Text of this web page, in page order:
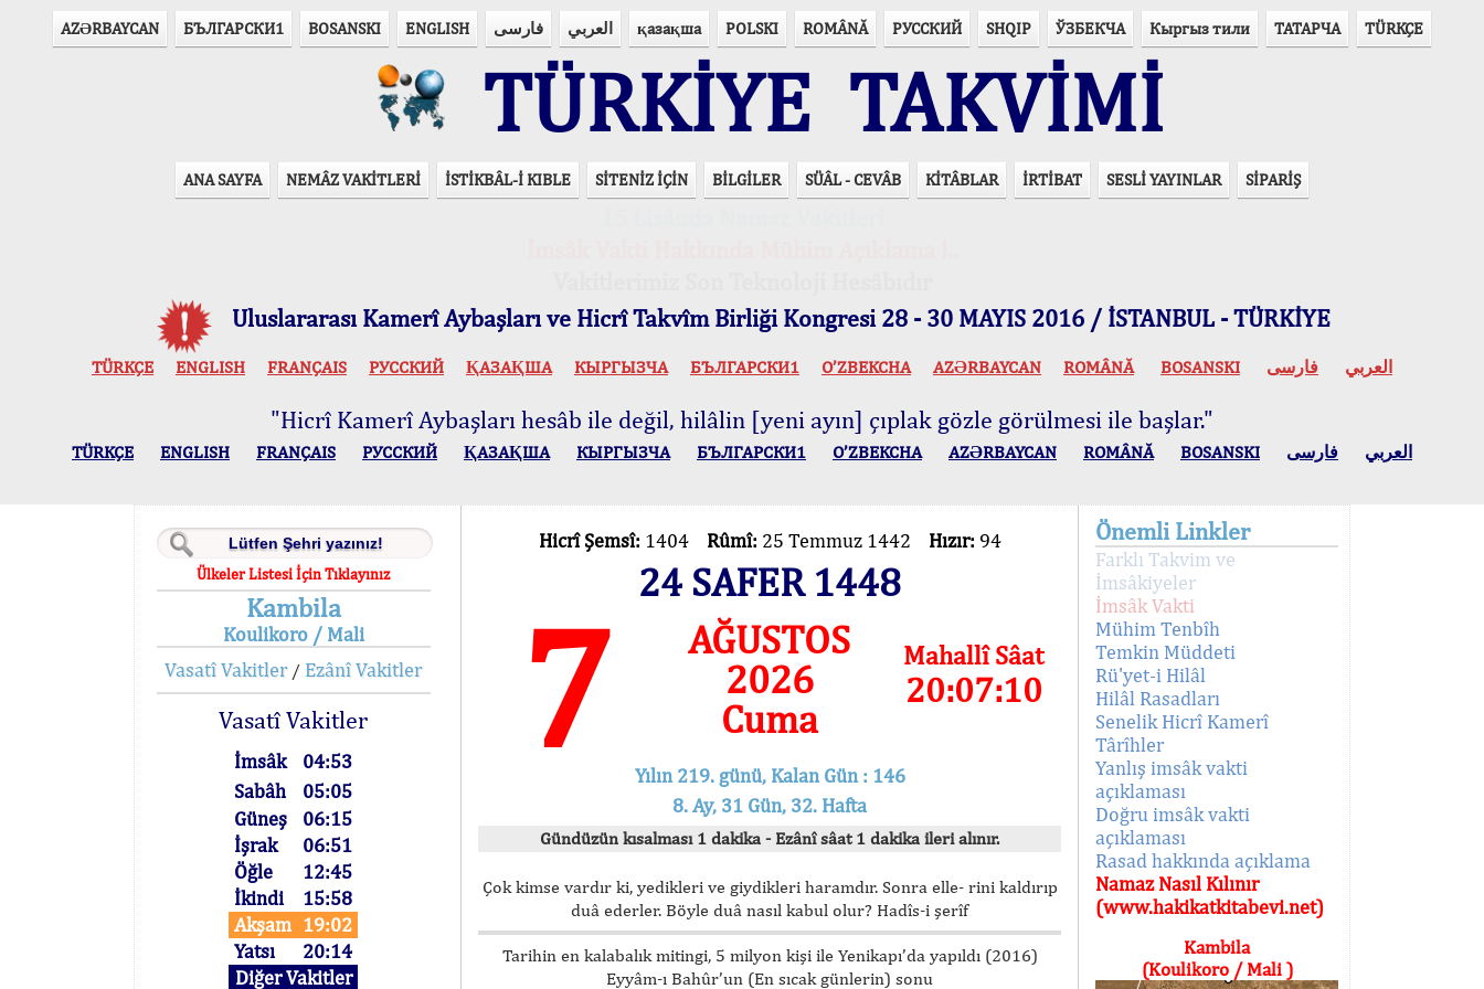
AZӘRBAYCAN БЪЛГАРСКИ1 BOSANSKI ENGLISH فارسی العربي қазақша POLSKI ROMÂNĂ РУССКИЙ SHQIP ЎЗБЕКЧА Кыргыз тили ТАТАРЧА TÜRKÇE
TÜRKİYE TAKVİMİ
ANA SAYFA NEMÂZ VAKİTLERİ İSTİKBÂL-İ KIBLE SİTENİZ İÇİN BİLGİLER SÜÂL - CEVÂB KİTÂBLAR İRTİBAT SESLİ YAYINLAR SİPARİŞ
Uluslararası Kamerî Aybaşları ve Hicrî Takvîm Birliği Kongresi 28 - 30 MAYIS 2016 / İSTANBUL - TÜRKİYE
TÜRKÇE ENGLISH FRANÇAIS РУССКИЙ ҚАЗАҚША КЫPГЫЗЧA БЪЛГАРСКИ1 O’ZBEKCHA AZӘRBAYCAN ROMÂNĂ BOSANSKI العربي فارسی
"Hicrî Kamerî Aybaşları hesâb ile değil, hilâlin [yeni ayın] çıplak gözle görülmesi ile başlar."
TÜRKÇE ENGLISH FRANÇAIS РУССКИЙ ҚАЗАҚША КЫPГЫЗЧA БЪЛГАРСКИ1 O’ZBEKCHA AZӘRBAYCAN ROMÂNĂ BOSANSKI العربي فارسی
Ülkeler Listesi İçin Tıklayınız
Kambila
Koulikoro / Mali
Vasatî Vakitler/ Ezânî Vakitler
Vasatî Vakitler
İmsâk
04:53
Sabâh
05:05
Güneş
06:15
İşrak
06:51
Öğle
12:45
İkindi
15:58
Akşam 19:02
Yatsı
20:14
Diğer Vakitler
Hicrî Şemsî: 1404 Rûmî: 25 Temmuz 1442 Hızır: 94
24 SAFER 1448
7
AĞUSTOS
2026
Cuma
Mahallî Sâat
20:07:10
Yılın 219. günü, Kalan Gün : 146
8. Ay, 31 Gün, 32. Hafta
Gündüzün kısalması 1 dakika - Ezânî sâat 1 dakika ileri alınır.
Çok kimse vardır ki, yedikleri ve giydikleri haramdır. Sonra elle- rini kaldırıp
duâ ederler. Böyle duâ nasıl kabul olur? Hadîs-i şerîf
Tarihin en kalabalık mitingi, 5 milyon kişi ile Yenikapı’da yapıldı (2016)
Eyyâm-ı Bahûr’un (En sıcak günlerin) sonu
Önemli Linkler
Farklı Takvim ve
İmsâkiyeler
İmsâk Vakti
Mühim Tenbîh
Temkin Müddeti
Rü'yet-i Hilâl
Hilâl Rasadları
Senelik Hicrî Kamerî
Târîhler
Yanlış imsâk vakti
açıklaması
Doğru imsâk vakti
açıklaması
Rasad hakkında açıklama
Namaz Nasıl Kılınır
(www.hakikatkitabevi.net)
Kambila
(Koulikoro / Mali )